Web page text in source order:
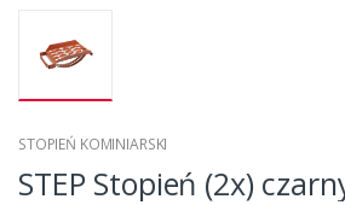
STOPIEŃ KOMINIARSKI
STEP Stopień (2x)